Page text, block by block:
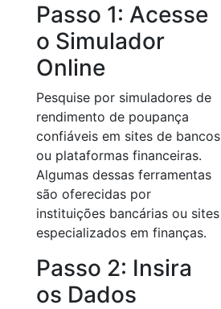
Passo 1: Acesse
o Simulador
Online
Pesquise por simuladores de
rendimento de poupança
confiáveis em sites de bancos
ou plataformas financeiras.
Algumas dessas ferramentas
são oferecidas por
instituições bancárias ou sites
especializados em finanças.
Passo 2: Insira
os Dados